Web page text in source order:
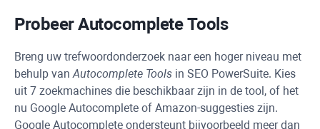
Probeer Autocomplete Tools
Breng uw trefwoordonderzoek naar een hoger niveau met
behulp vanAutocomplete Tools in SEO PowerSuite. Kies
uit 7 zoekmachines die beschikbaar zijn in de tool, of het
nu Google Autocomplete of Amazon-suggesties zijn.
Google Autocomplete ondersteunt bijvoorbeeld meer dan